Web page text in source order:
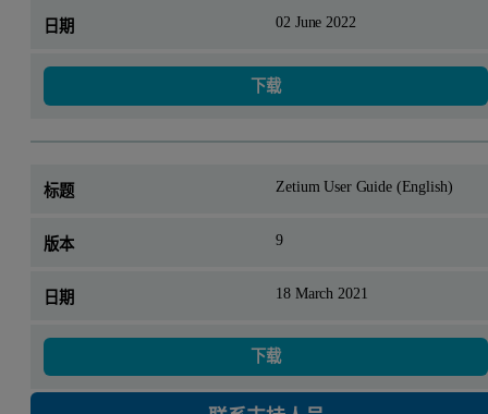
02 June 2022
下载
Zetium User Guide (English)
9
18 March 2021
下载